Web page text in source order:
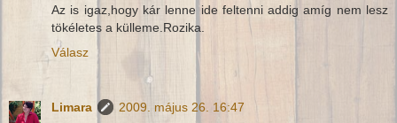
Az is igaz,hogy kár lenne ide feltenni addig amíg nem lesz
tökéletes a külleme.Rozika.
Válasz
Limara
2009. május 26. 16:47